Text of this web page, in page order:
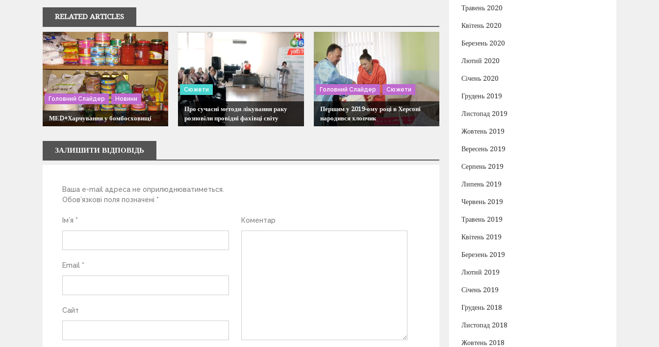
г
а
ц
і
я
з
а
и
с
і
в
RELATED ARTICLES
Головний Слайдер Новини
МЕD+Харчування у бомбосховищі
Сюжети
Про сучасні методи лікування раку
розповіли провідні фахівці світу
Головний Слайдер Сюжети
Першим у 2019-ому році в Херсоні
народився хлопчик
ЗАЛИШИТИ ВІДПОВІДЬ
Ваша e-mail адреса не оприлюднюватиметься.
Обов’язкові поля позначені *
Коментар
Ім’я *
Email *
Сайт
Травень 2020
Квітень 2020
Березень 2020
Лютий 2020
Січень 2020
Грудень 2019
Листопад 2019
Жовтень 2019
Вересень 2019
Серпень 2019
Липень 2019
Червень 2019
Травень 2019
Квітень 2019
Березень 2019
Лютий 2019
Січень 2019
Грудень 2018
Листопад 2018
Жовтень 2018